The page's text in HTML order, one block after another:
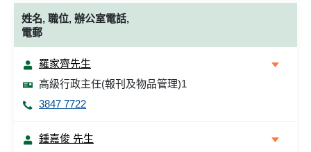
姓名, 職位, 辦公室電話,
電郵
羅家齊先生
高級行政主任(報刊及物品管理)1
3847 7722
鍾嘉俊 先生